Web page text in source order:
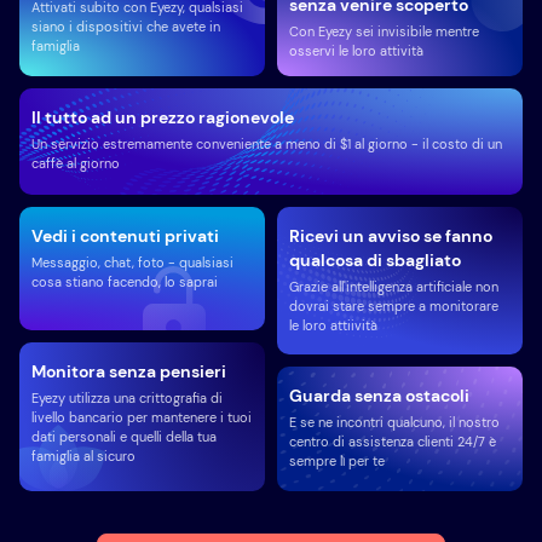
Attivati subito con Eyezy, qualsiasi
siano i dispositivi che avete in
famiglia
senza venire scoperto
Con Eyezy sei invisibile mentre
osservi le loro attività
Monitora senza pensieri
Eyezy utilizza una crittografia di
livello bancario per mantenere i tuoi
dati personali e quelli della tua
famiglia al sicuro
Vedi i contenuti privati
Messaggio, chat, foto - qualsiasi
cosa stiano facendo, lo saprai
Il tutto ad un prezzo ragionevole
Un servizio estremamente conveniente a meno di $1 al giorno - il costo di un
caffè al giorno
Ricevi un avviso se fanno
qualcosa di sbagliato
Grazie all'intelligenza artificiale non
dovrai stare sempre a monitorare
le loro attiività
Guarda senza ostacoli
E se ne incontri qualcuno, il nostro
centro di assistenza clienti 24/7 è
sempre lì per te